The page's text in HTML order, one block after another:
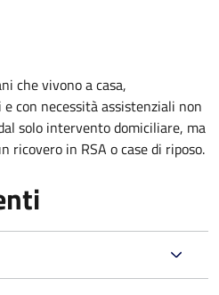
che vivono a casa,
con necessità assistenziali non
solo intervento domiciliare, ma
ricovero in RSA o case di riposo.